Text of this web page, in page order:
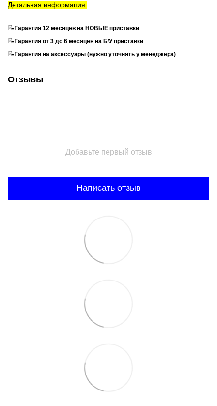
Детальная информация:
📝Гарантия 12 месяцев на НОВЫЕ приставки
📝Гарантия от 3 до 6 месяцев на Б/У приставки
📝Гарантия на аксессуары (нужно уточнять у менеджера)
Отзывы
Добавьте первый отзыв
Написать отзыв